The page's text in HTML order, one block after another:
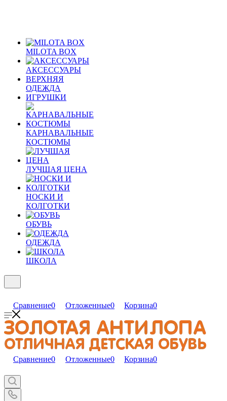
MILOTA BOX
АКСЕССУАРЫ
ВЕРХНЯЯ
ОДЕЖДА
ИГРУШКИ
КАРНАВАЛЬНЫЕ
КОСТЮМЫ
ЛУЧШАЯ ЦЕНА
НОСКИ И
КОЛГОТКИ
ОБУВЬ
ОДЕЖДА
ШКОЛА
Сравнение0 Отложенные0 Корзина0
Сравнение0 Отложенные0 Корзина0